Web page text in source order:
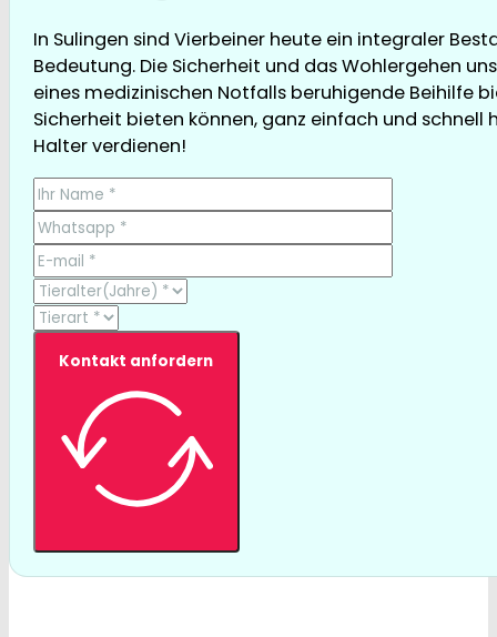
In Sulingen sind Vierbeiner heute ein integraler
Bedeutung. Die Sicherheit und das Wohlergehen
eines medizinischen Notfalls beruhigende Beihilfe
Sicherheit bieten können, ganz einfach und schnell
Halter verdienen!
Kontakt anfordern